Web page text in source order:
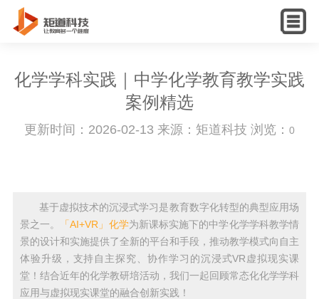
English
化学学科实践｜中学化学教育教学实践
案例精选
更新时间：2026-02-13 来源：矩道科技 浏览： 0
基于虚拟技术的沉浸式学习是教育数字化转型的典型应用场
景之一。
「AI+VR」化学为新课标实施下的中学化学学科教学情
景的设计和实施提供了全新的平台和手段，推动教学模式向自主
体验升级，支持自主探究、协作学习的沉浸式VR虚拟现实课
堂！结合近年的化学教研培活动，我们一起回顾常态化化学学科
应用与虚拟现实课堂的融合创新实践！